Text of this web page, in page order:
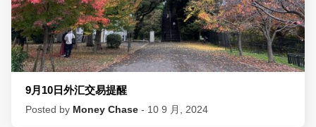
9月10日外汇交易提醒
Posted by Money Chase - 10 9 月, 2024